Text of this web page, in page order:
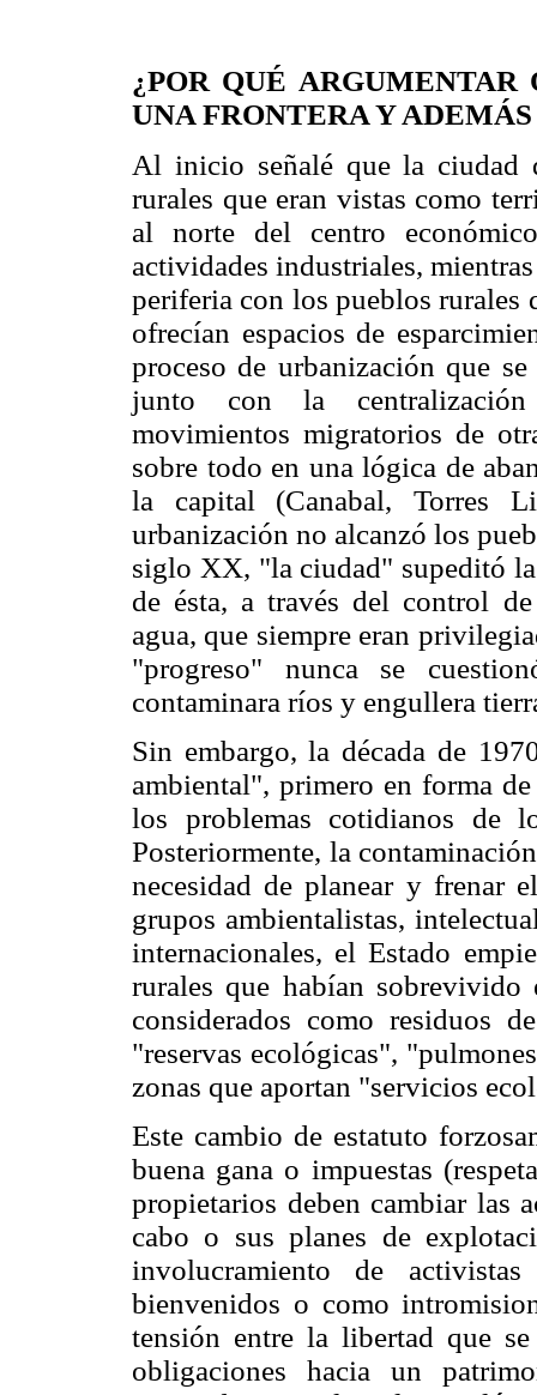
¿POR QUÉ
UNA FRONTERA Y
Al inicio señalé que la ciudad
rurales que eran vistas como
al norte del centro
actividades industriales,
periferia con los pueblos rurales
ofrecían espacios de
proceso de urbanización que
junto con la centralización
movimientos migratorios de
sobre todo en una lógica de
la capital (Canabal, Torres
urbanización no alcanzó los
siglo XX, "la ciudad" supeditó
de ésta, a través del control
agua, que siempre eran
"progreso" nunca se
contaminara ríos y engullera
Sin embargo, la década de
ambiental", primero en forma
los problemas cotidianos de
Posteriormente, la
necesidad de planear y frenar
grupos ambientalistas,
internacionales, el Estado
rurales que habían
considerados como residuos
"reservas ecológicas",
zonas que aportan "servicios
Este cambio de estatuto
buena gana o impuestas
propietarios deben cambiar las
cabo o sus planes de
involucramiento de
bienvenidos o como
tensión entre la libertad que
obligaciones hacia un